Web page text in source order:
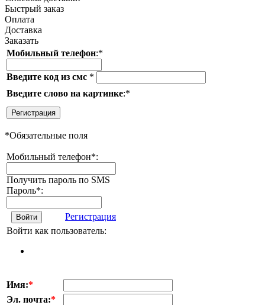
Быстрый заказ
Оплата
Доставка
Заказать
Мобильный телефон:*
Введите код из смс *
Введите слово на картинке:*
Регистрация
*Обязательные поля
Мобильный телефон*:
Получить пароль по SMS
Пароль*:
Войти
Регистрация
Войти как пользователь:
Имя:*
Эл. почта:*